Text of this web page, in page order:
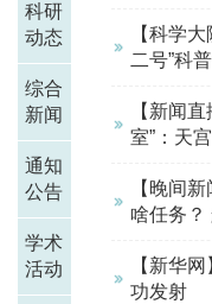
科研
动态
综合
新闻
通知
公告
学术
活动
【科学
二号”科
【新闻
室”：天
【晚间
啥任务？
【新华
功发射